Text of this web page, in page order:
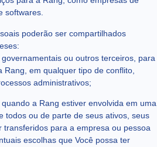
softwares.
poderão ser compartilhados
ou outros terceiros, para
em qualquer tipo de conflito,
administrativos;
a Rang estiver envolvida em uma
todos ou de parte de seus ativos, seus
transferidos para a empresa ou pessoa
escolhas que Você possa ter